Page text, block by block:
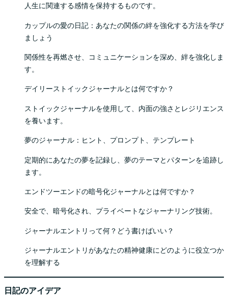
人生に関連する感情を保持するものです。
カップルの愛の日記：あなたの関係の絆を強化する方法を学び
ましょう
関係性を再燃させ、コミュニケーションを深め、絆を強化しま
す。
デイリーストイックジャーナルとは何ですか？
ストイックジャーナルを使用して、内面の強さとレジリエンス
を養います。
夢のジャーナル：ヒント、プロンプト、テンプレート
定期的にあなたの夢を記録し、夢のテーマとパターンを追跡し
ます。
エンドツーエンドの暗号化ジャーナルとは何ですか？
安全で、暗号化され、プライベートなジャーナリング技術。
ジャーナルエントリって何？どう書けばいい？
ジャーナルエントリがあなたの精神健康にどのように役立つか
を理解する
日記のアイデア